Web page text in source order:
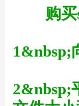
购
1&nbsp;
2&nbsp;